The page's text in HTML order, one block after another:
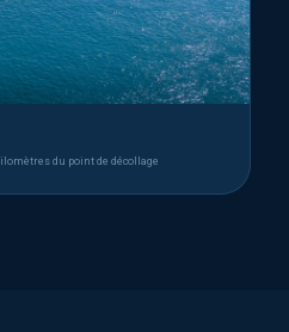
du point de décollage